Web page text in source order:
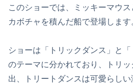
このショーでは、ミッキーマウ
カボチャを積んだ船で登場します
ショーは「トリックダンス」と
のテーマに分かれており、トリ
出、トリートダンスは可愛らしい